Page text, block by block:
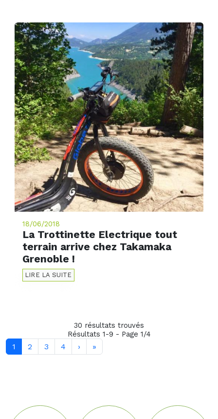
18/06/2018
La Trottinette Electrique tout
terrain arrive chez Takamaka
Grenoble !
LIRE LA SUITE
30 résultats trouvés
Résultats 1-9 - Page 1/4
1 2 3 4 › »